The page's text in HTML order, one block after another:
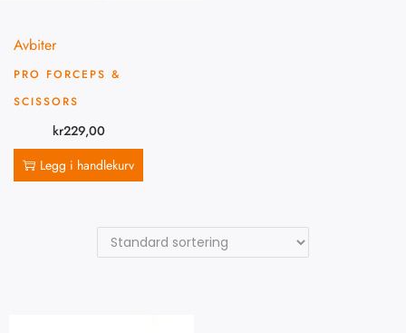
Avbiter
PRO FORCEPS &
SCISSORS
kr229,00
Legg i handlekurv